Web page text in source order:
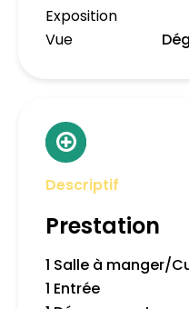
Exposition
Vue
Descriptif
Prestation
1 Salle à manger/
1 Entrée